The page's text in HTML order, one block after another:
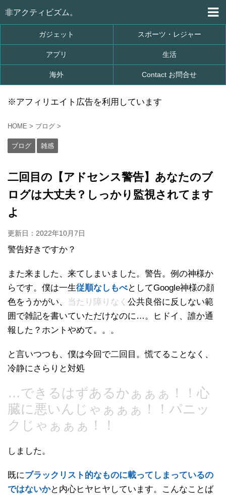
非アクティビズム。
ガジェット スポーツ・レジャー
アプリ 生活
海外 Contact お問合せ
※アフィリエイト広告を利用しています
HOME > ブログ >
ブログ 雑感
二回目の【アドセンス警告】あなたのブ
ログは大丈夫？しっかり監視されてます
よ
更新日： 2022年10月7日
警告好きですか？
また来ました、来てしまいました。警告。例の神様か
らです。僕は一生従順なしもべとしてGoogle神様の顔
色をうかがい、
当たり障りなく 公共良俗に反しない範
囲で雑記を書いていただけなのに…。ヒドイ、誰か通
報した？ホントやめて。。。
と言いつつも、僕は今回で二回目。慌てることなく、
冷静にさらりと対処
…できるはずあるかぁぁぁ！！心
臓に悪いんじゃぁぁぁ！！パニッ
クじゃぁぁぁ！！
しました。
既にブラックリスト的なものに載ってしまっているの
ではないかと内心ヒヤヒヤしています。こんなことば